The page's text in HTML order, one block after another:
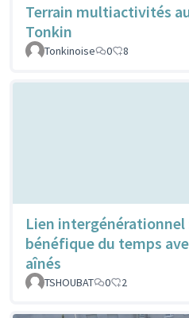
Terrain multiactivités
Tonkin
Tonkinoise
0 8
Lien intergénérationnel
bénéfique du temps
aînés
TSHOUBAT 0 2